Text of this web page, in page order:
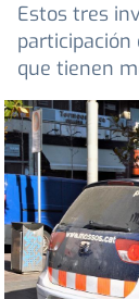
Estos tres
que tienen